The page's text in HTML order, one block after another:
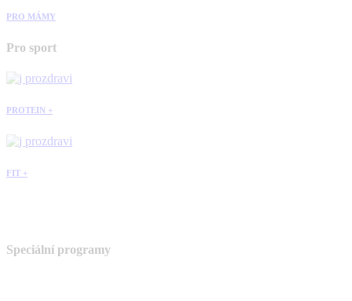
PRO MÁMY
Pro sport
PROTEIN +
FIT +
Speciální programy